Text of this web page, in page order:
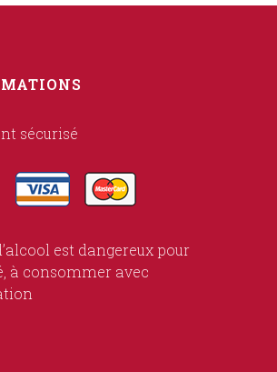
sécurisé
est dangereux pour
à consommer avec